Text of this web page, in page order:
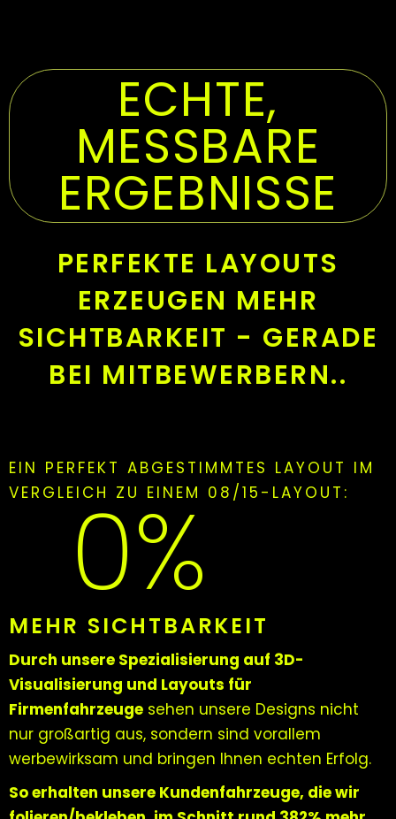
ECHTE,
MESSBARE
ERGEBNISSE
PERFEKTE LAYOUTS
ERZEUGEN MEHR
SICHTBARKEIT - GERADE
BEI MITBEWERBERN..
EIN PERFEKT ABGESTIMMTES LAYOUT IM
VERGLEICH ZU EINEM 08/15-LAYOUT:
MEHR SICHTBARKEIT
0%
Durch unsere Spezialisierung auf 3D-
Visualisierung und Layouts für
Firmenfahrzeuge sehen unsere Designs nicht
nur großartig aus, sondern sind vorallem
werbewirksam und bringen Ihnen echten Erfolg.
So erhalten unsere Kundenfahrzeuge, die wir